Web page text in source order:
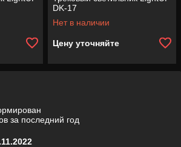
DK-17
Нет в наличии
Цену уточняйте
за последний год